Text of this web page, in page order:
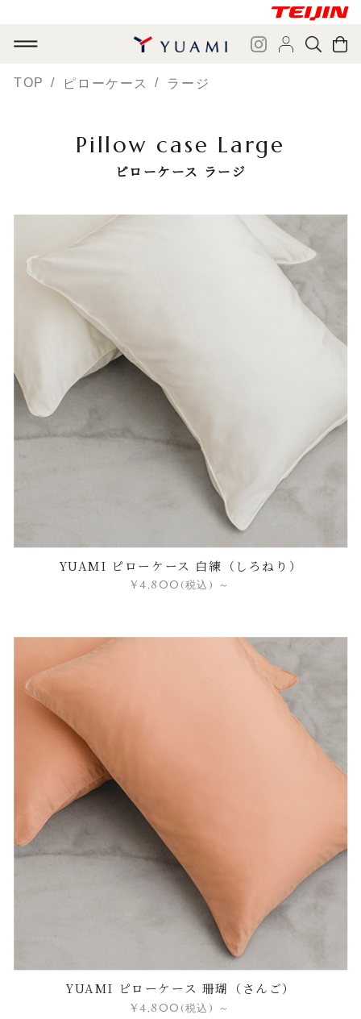
TOP ピローケース ラージ
Pillow case Large
ピローケース ラージ
YUAMI ピローケース 白練（しろねり）
¥4,800 (税込) ～
YUAMI ピローケース 珊瑚（さんご）
¥4,800 (税込) ～